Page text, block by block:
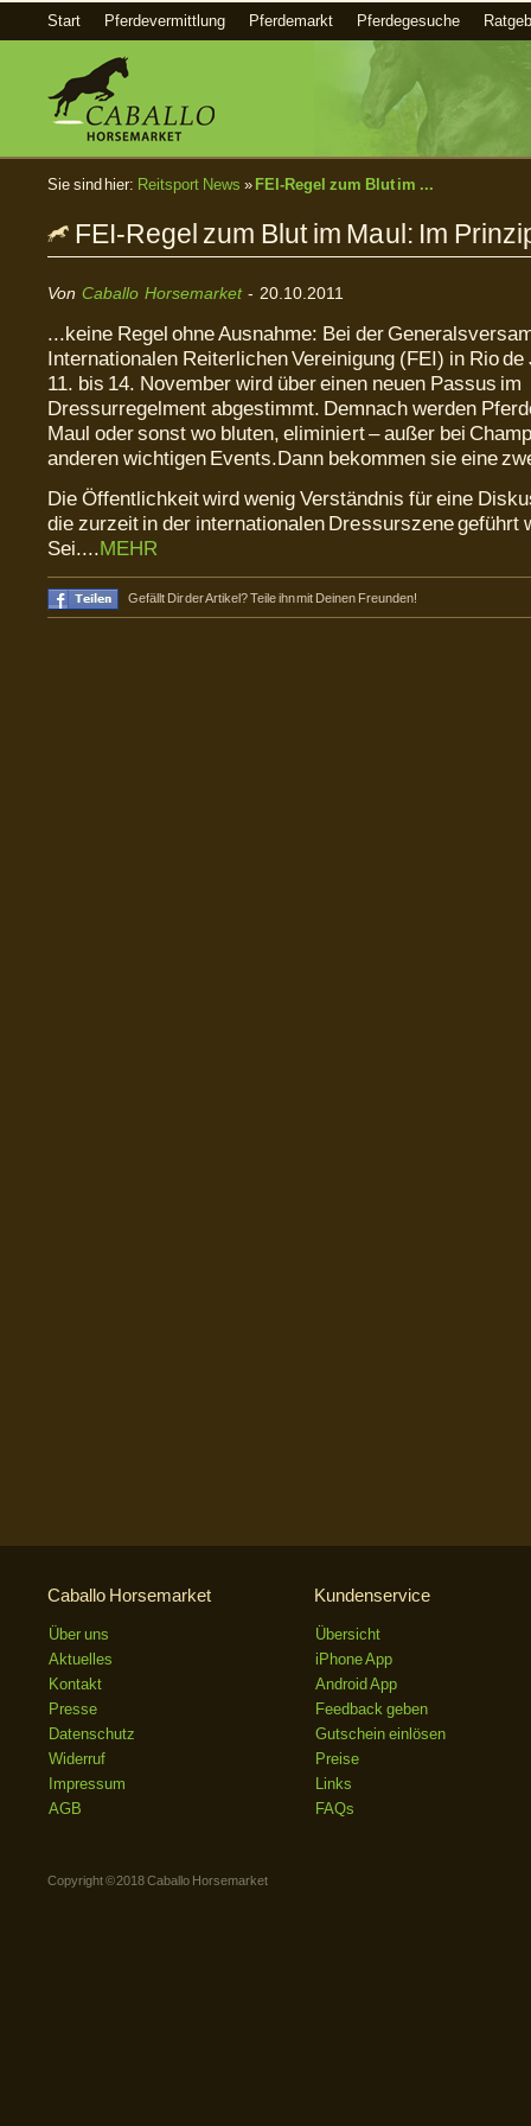
Start Pferdevermittlung Pferdemarkt Pferdegesuche
Sie sind hier: Reitsport News » FEI-Regel zum Blut im ...
FEI-Regel zum Blut im Maul: Im
Von Caballo Horsemarket- 20.10.2011
...keine Regel ohne Ausnahme: Bei der
Internationalen Reiterlichen Vereinigung (FEI) in Rio de
11. bis 14. November wird über einen neuen Passus im
Dressurregelment abgestimmt. Demnach werden
Maul oder sonst wo bluten, eliminiert – außer bei
anderen wichtigen Events.Dann bekommen sie eine
Die Öffentlichkeit wird wenig Verständnis für eine
die zurzeit in der internationalen Dressurszene geführt
Sei....MEHR
Gefällt Dir der Artikel? Teile ihn mit Deinen Freunden!
Caballo Horsemarket
Über uns
Aktuelles
Kontakt
Presse
Datenschutz
Widerruf
Impressum
AGB
Kundenservice
Übersicht
iPhone App
Android App
Feedback geben
Gutschein einlösen
Preise
Links
FAQs
Copyright © 2018 Caballo Horsemarket